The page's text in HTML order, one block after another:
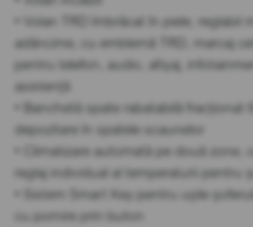
• Volan TRD îmbrăcat în piele, reglabil
adâncime, cu emblemă TRD, marcaj
pentru telefon, audio, afișaj,
asistență
• Banchetă spate rabatabilă
depozitare în spatele scaunelor
• Climatizare automată pe două zone,
reglaj individual al temperaturii pentru
• Sistem Smart Key pentru ușile
cu pornire prin buton